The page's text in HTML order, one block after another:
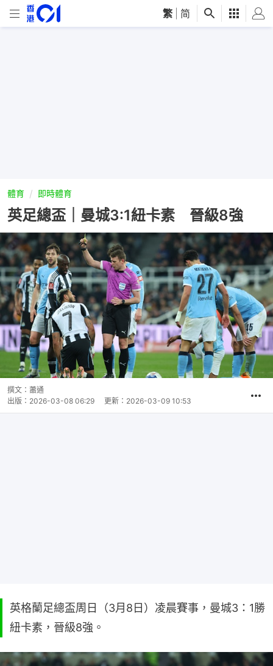
繁 简
體育 即時體育
英足總盃｜曼城3:1紐卡素 晉級8強
撰文： 蕭通
出版： 2026-03-08 06:29 更新： 2026-03-09 10:53
英格蘭足總盃周日（3月8日）凌晨賽事，曼城3：1勝
紐卡素，晉級8強。